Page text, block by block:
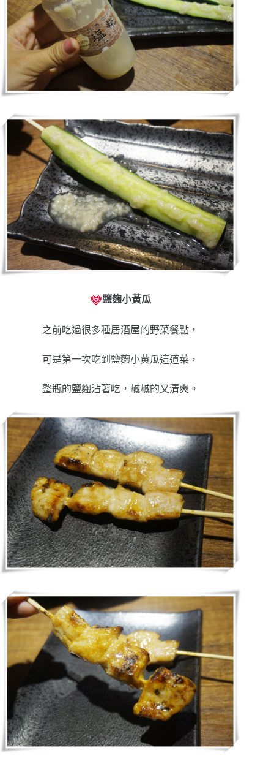
鹽麴小黃瓜
之前吃過很多種居酒屋的野菜餐點，
可是第一次吃到鹽麴小黃瓜這道菜，
整瓶的鹽麴沾著吃，鹹鹹的又清爽。